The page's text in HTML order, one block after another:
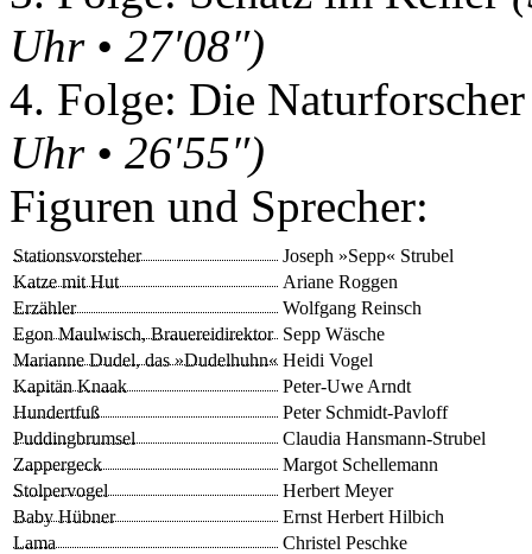
Uhr • 27′08″)
4. Folge: Die
Uhr • 26′55″)
Figuren und Sprecher:
Stationsvorsteher
Joseph »Sepp« Strubel
Katze mit Hut
Ariane Roggen
Erzähler
Wolfgang Reinsch
Egon Maulwisch, Brauereidirektor Sepp Wäsche
Marianne Dudel, das »Dudelhuhn« Heidi Vogel
Kapitän Knaak
Peter-Uwe Arndt
Hundertfuß
Peter Schmidt-Pavloff
Puddingbrumsel
Claudia Hansmann-Strubel
Zappergeck
Margot Schellemann
Stolpervogel
Herbert Meyer
Baby Hübner
Ernst Herbert Hilbich
Lama
Christel Peschke